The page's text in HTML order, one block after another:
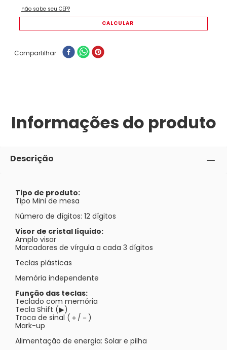
Compartilhar
Informações do produto
Descrição
Tipo de produto:
Tipo Mini de mesa
Número de dígitos: 12 dígitos
Visor de cristal líquido:
Amplo visor
Marcadores de vírgula a cada 3 dígitos
Teclas plásticas
Memória independente
Função das teclas:
Teclado com memória
Tecla Shift (▶)
Troca de sinal (＋/－)
Mark-up
Alimentação de energia: Solar e pilha